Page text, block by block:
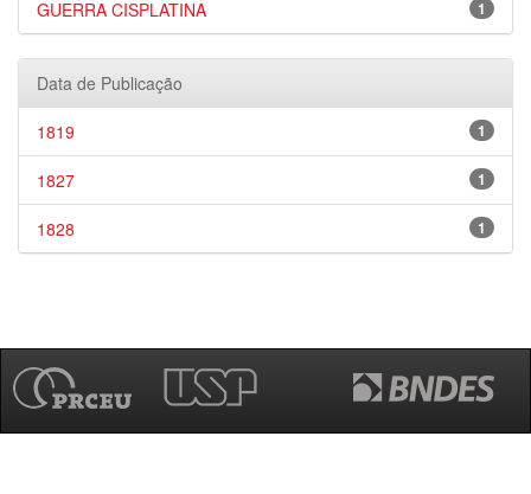
1
GUERRA CISPLATINA
Data de Publicação
1
1819
1
1827
1
1828